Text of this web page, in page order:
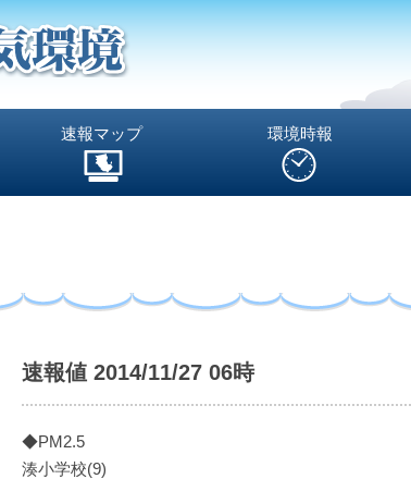
速報マップ 環境時報
速報値 2014/11/27 06時
◆PM2.5
湊小学校(9)